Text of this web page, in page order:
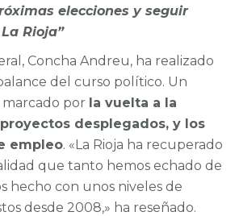
elecciones y seguir
Rioja”
Concha Andreu, ha realizado
del curso político. Un
marcado por la vuelta a la
desplegados, y los
empleo. «La Rioja ha recuperado
que tanto hemos echado de
hecho con unos niveles de
desde 2008,» ha reseñado.